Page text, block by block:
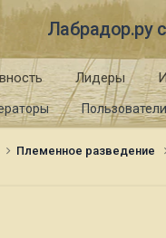
Лабрадор.ру
Лидеры
Племенное разведение